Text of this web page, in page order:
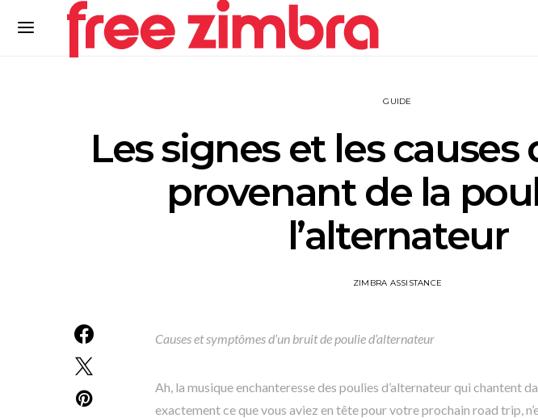
GUIDE
Les signes et les causes
provenant de la
l’alternateur
ZIMBRA ASSISTANCE
Causes et symptômes d’un bruit de poulie d’alternateur
Ah, la musique enchanteresse des poulies d’alternateur qui chantent
exactement ce que vous aviez en tête pour votre prochain road trip,